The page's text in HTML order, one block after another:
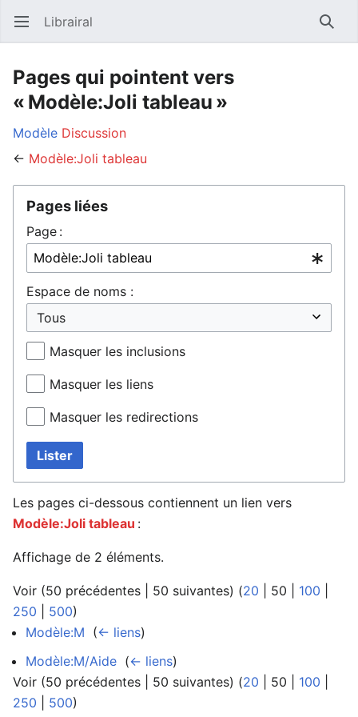
Ouvrir le menu principal Librairal
Pages qui pointent vers
« Modèle:Joli tableau »
Modèle Discussion
← Modèle:Joli tableau
Pages liées
Page :
Espace de noms :
Masquer les inclusions
Masquer les liens
Masquer les redirections
Lister
Les pages ci-dessous contiennent un lien vers
Modèle:Joli tableau :
Affichage de 2 éléments.
Voir (50 précédentes 50 suivantes) (20 50 100
250
500)
Modèle:M (← liens)
Modèle:M/Aide (← liens)
Voir (50 précédentes 50 suivantes) (20 50 100
250
500)